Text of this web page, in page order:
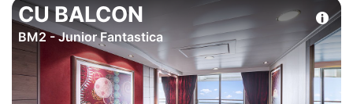
CU BALCON
BM2 - Junior Fantastica